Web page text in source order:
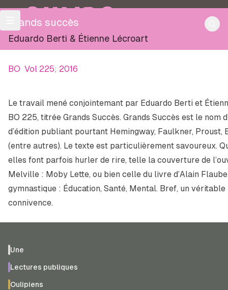
OULIPO
Grands succès
Eduardo Berti & Étienne Lécroart
BO Vol 225; 2016
Le travail mené conjointemant par Eduardo Berti et
BO 225, titrée Grands Succès. Grands Succès est le nom
d’édition publiant pourtant Hemingway, Faulkner, Proust,
(entre autres). Le texte est particulièrement savoureux.
elles font parfois hurler de rire, telle la couverture de
Melville : Moby Lette, ou bien celle du livre d’Alain
gymnastique : Éducation, Santé, Mental. Bref, un véritable
connivence.
Une
Lectures publiques
Oulipiens